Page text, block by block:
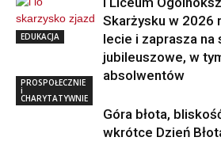
EDUKACJA
Skarżysku w 2026
lecie i zaprasza na
jubileuszowe, w
absolwentów
PROSPOŁECZNIE
i
CHARYTATYWNIE
Góra błota,
wkrótce Dzień